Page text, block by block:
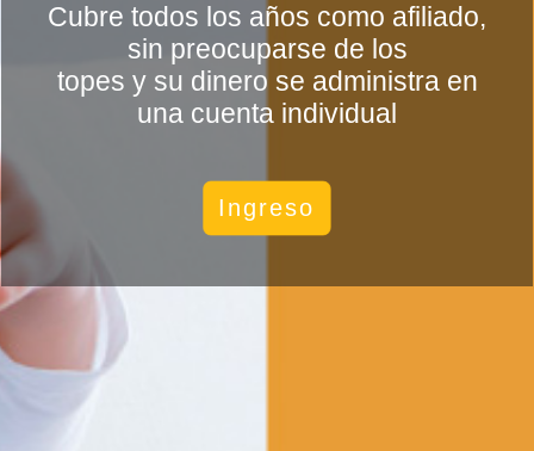
Cubre todos los años como afiliado,
sin preocuparse de los
topes y su dinero se administra en
una cuenta individual
Ingreso